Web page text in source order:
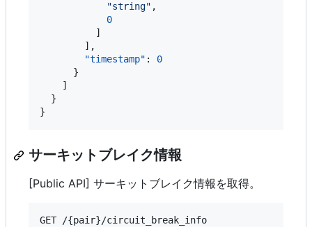
"string" ,
0
          ]
        ],
"timestamp" : 0
      }
    ]
  }
}
サーキットブレイク情報
[Public API] サーキットブレイク情報を取得。
GET /{pair}/circuit_break_info